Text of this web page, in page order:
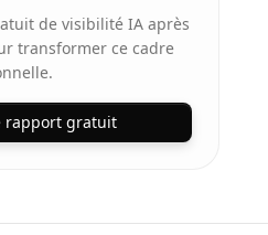
de visibilité IA après
transformer ce cadre
rapport gratuit